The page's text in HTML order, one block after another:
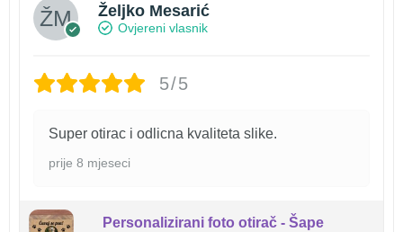
Željko Mesarić
Ovjereni vlasnik
5/5
Super otirac i odlicna kvaliteta slike.
prije 8 mjeseci
Personalizirani foto otirač - Šape